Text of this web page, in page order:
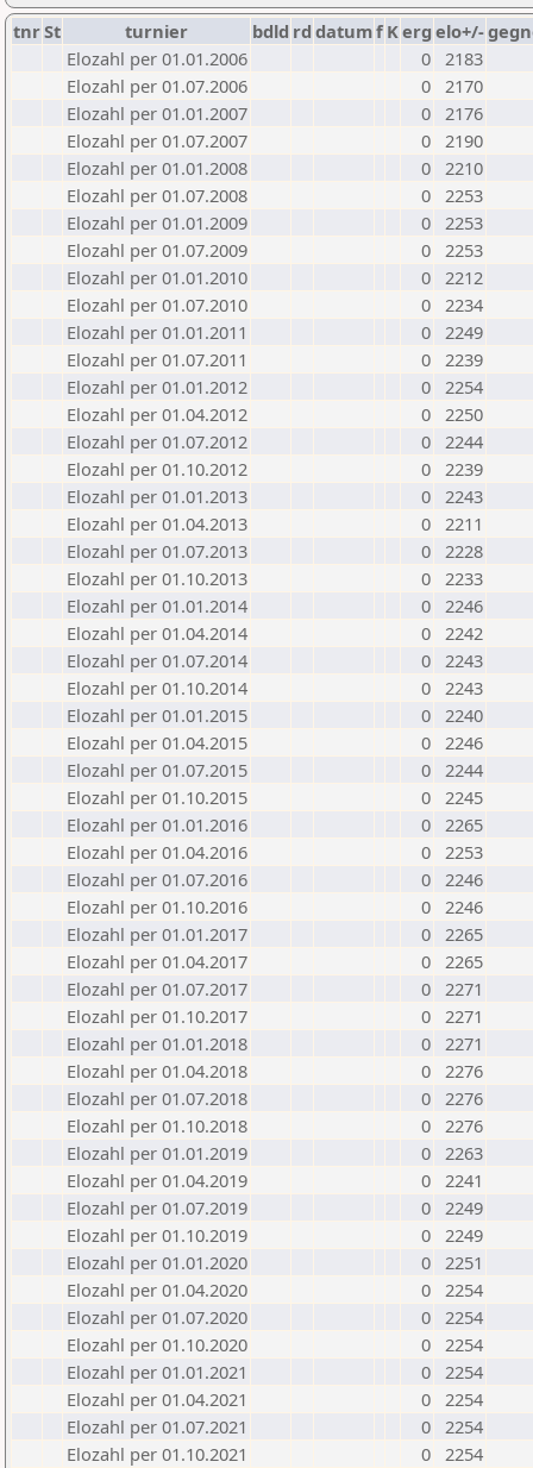
tnrSt turnier bdld rd datumf Kerg elo+/-
Elozahl per 01.01.2006
0 2183
Elozahl per 01.07.2006
0 2170
Elozahl per 01.01.2007
0 2176
Elozahl per 01.07.2007
0 2190
Elozahl per 01.01.2008
0 2210
Elozahl per 01.07.2008
0 2253
Elozahl per 01.01.2009
0 2253
Elozahl per 01.07.2009
0 2253
Elozahl per 01.01.2010
0 2212
Elozahl per 01.07.2010
0 2234
Elozahl per 01.01.2011
0 2249
Elozahl per 01.07.2011
0 2239
Elozahl per 01.01.2012
0 2254
Elozahl per 01.04.2012
0 2250
Elozahl per 01.07.2012
0 2244
Elozahl per 01.10.2012
0 2239
Elozahl per 01.01.2013
0 2243
Elozahl per 01.04.2013
0 2211
Elozahl per 01.07.2013
0 2228
Elozahl per 01.10.2013
0 2233
Elozahl per 01.01.2014
0 2246
Elozahl per 01.04.2014
0 2242
Elozahl per 01.07.2014
0 2243
Elozahl per 01.10.2014
0 2243
Elozahl per 01.01.2015
0 2240
Elozahl per 01.04.2015
0 2246
Elozahl per 01.07.2015
0 2244
Elozahl per 01.10.2015
0 2245
Elozahl per 01.01.2016
0 2265
Elozahl per 01.04.2016
0 2253
Elozahl per 01.07.2016
0 2246
Elozahl per 01.10.2016
0 2246
Elozahl per 01.01.2017
0 2265
Elozahl per 01.04.2017
0 2265
Elozahl per 01.07.2017
0 2271
Elozahl per 01.10.2017
0 2271
Elozahl per 01.01.2018
0 2271
Elozahl per 01.04.2018
0 2276
Elozahl per 01.07.2018
0 2276
Elozahl per 01.10.2018
0 2276
Elozahl per 01.01.2019
0 2263
Elozahl per 01.04.2019
0 2241
Elozahl per 01.07.2019
0 2249
Elozahl per 01.10.2019
0 2249
Elozahl per 01.01.2020
0 2251
Elozahl per 01.04.2020
0 2254
Elozahl per 01.07.2020
0 2254
Elozahl per 01.10.2020
0 2254
Elozahl per 01.01.2021
0 2254
Elozahl per 01.04.2021
0 2254
Elozahl per 01.07.2021
0 2254
Elozahl per 01.10.2021
0 2254